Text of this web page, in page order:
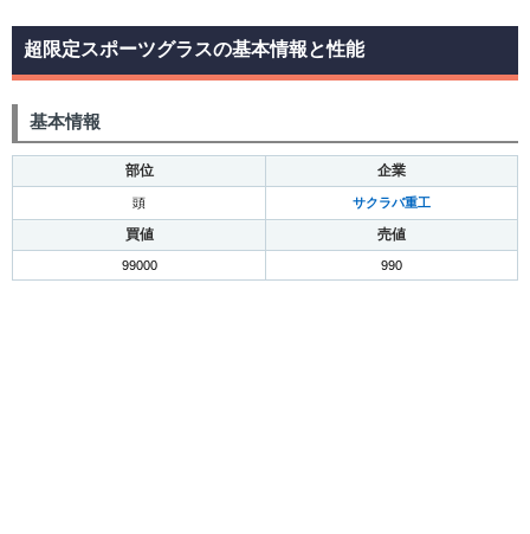
超限定スポーツグラスの基本情報と性能
基本情報
部位 企業
頭 サクラバ重工
買値 売値
99000 990